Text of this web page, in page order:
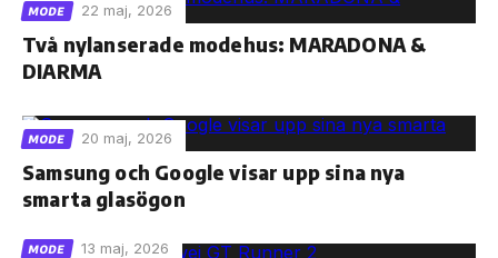
MODE 22 maj, 2026
Två nylanserade modehus: MARADONA &
DIARMA
MODE 20 maj, 2026
Samsung och Google visar upp sina nya
smarta glasögon
MODE 13 maj, 2026